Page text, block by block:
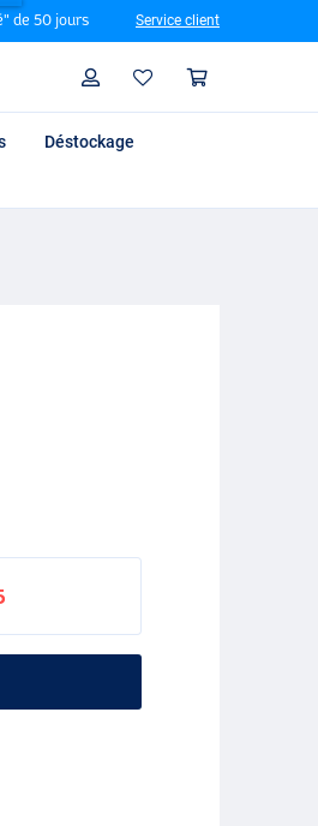
de 50 jours Service client
Profil
Déstockage